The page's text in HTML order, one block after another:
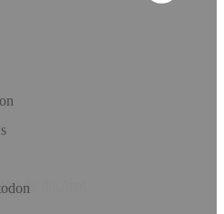
Hol dir die App!